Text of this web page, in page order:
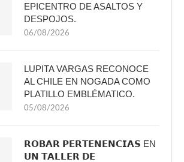
EPICENTRO DE ASALTOS Y
DESPOJOS.
06/08/2026
LUPITA VARGAS RECONOCE
AL CHILE EN NOGADA COMO
PLATILLO EMBLÉMATICO.
05/08/2026
𝗥𝗢𝗕𝗔𝗥 𝗣𝗘𝗥𝗧𝗘𝗡𝗘𝗡𝗖𝗜𝗔𝗦 EN
𝗨𝗡 𝗧𝗔𝗟𝗟𝗘𝗥 𝗗𝗘